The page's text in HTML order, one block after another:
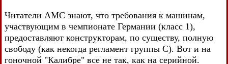
Читатели АМС знают, что требования к машинам,
участвующим в чемпионате Германии (класс 1),
предоставляют конструкторам, по существу, полную
свободу (как некогда регламент группы С). Вот и на
гоночной "Калибре" все не так, как на серийной.